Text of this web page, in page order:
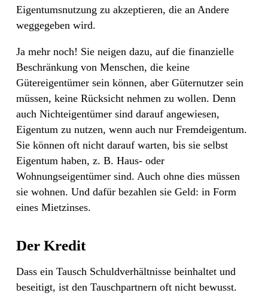
Eigentumsnutzung zu akzeptieren, die an Andere
weggegeben wird.
Ja mehr noch! Sie neigen dazu, auf die finanzielle
Beschränkung von Menschen, die keine
Gütereigentümer sein können, aber Güternutzer sein
müssen, keine Rücksicht nehmen zu wollen. Denn
auch Nichteigentümer sind darauf angewiesen,
Eigentum zu nutzen, wenn auch nur Fremdeigentum.
Sie können oft nicht darauf warten, bis sie selbst
Eigentum haben, z. B. Haus- oder
Wohnungseigentümer sind. Auch ohne dies müssen
sie wohnen. Und dafür bezahlen sie Geld: in Form
eines Mietzinses.
Der Kredit
Dass ein Tausch Schuldverhältnisse beinhaltet und
beseitigt, ist den Tauschpartnern oft nicht bewusst.